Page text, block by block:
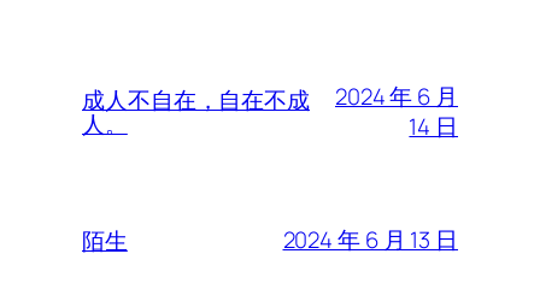
成人不自在，自在不成
人。
2024 年 6 月
14 日
陌生 2024 年 6 月 13 日